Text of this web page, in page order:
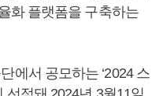
화 플랫폼을 구축하는
에서 공모하는 ‘2024 스